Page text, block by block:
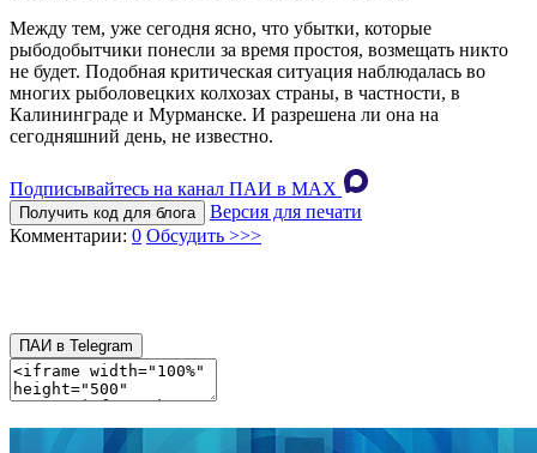
Между тем, уже сегодня ясно, что убытки, которые
рыбодобытчики понесли за время простоя, возмещать никто
не будет. Подобная критическая ситуация наблюдалась во
многих рыболовецких колхозах страны, в частности, в
Калининграде и Мурманске. И разрешена ли она на
сегодняшний день, не известно.
Подписывайтесь на канал ПАИ в MAХ
Получить код для блога
Версия для печати
Комментарии: 0 Обсудить >>>
ПАИ в Telegram